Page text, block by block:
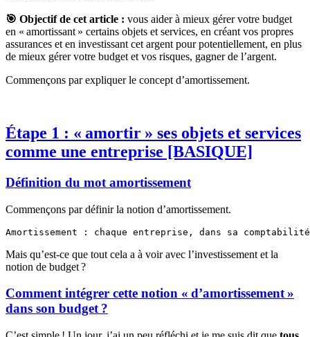
🎯 Objectif de cet article : vous aider à mieux gérer votre budget
en « amortissant » certains objets et services, en créant vos propres
assurances et en investissant cet argent pour potentiellement, en plus
de mieux gérer votre budget et vos risques, gagner de l’argent.
Commençons par expliquer le concept d’amortissement.
Étape 1 : « amortir » ses objets et services
comme une entreprise [BASIQUE]
Définition du mot amortissement
Commençons par définir la notion d’amortissement.
Amortissement : chaque entreprise, dans sa
Mais qu’est-ce que tout cela a à voir avec l’investissement et la
notion de budget ?
Comment intégrer cette notion « d’amortissement »
dans son budget ?